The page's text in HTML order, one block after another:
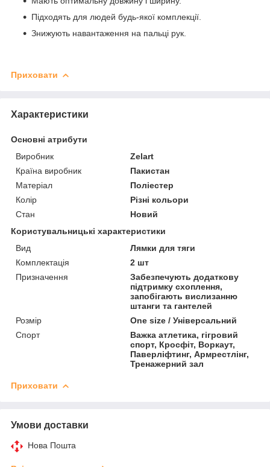
Підходять для людей будь-якої комплекції.
Знижують навантаження на пальці рук.
Приховати
Характеристики
Основні атрибути
Виробник
Zelart
Країна виробник
Пакистан
Матеріал
Поліестер
Колір
Різні кольори
Стан
Новий
Користувальницькі характеристики
Вид
Лямки для тяги
Комплектація
2 шт
Призначення
Забезпечують додаткову
підтримку схоплення,
запобігають вислизанню
штанги та гантелей
Розмір
One size / Універсальний
Спорт
Важка атлетика, гігровий
спорт, Кросфіт, Воркаут,
Паверліфтинг, Армрестлінг,
Тренажерний зал
Приховати
Умови доставки
Нова Пошта